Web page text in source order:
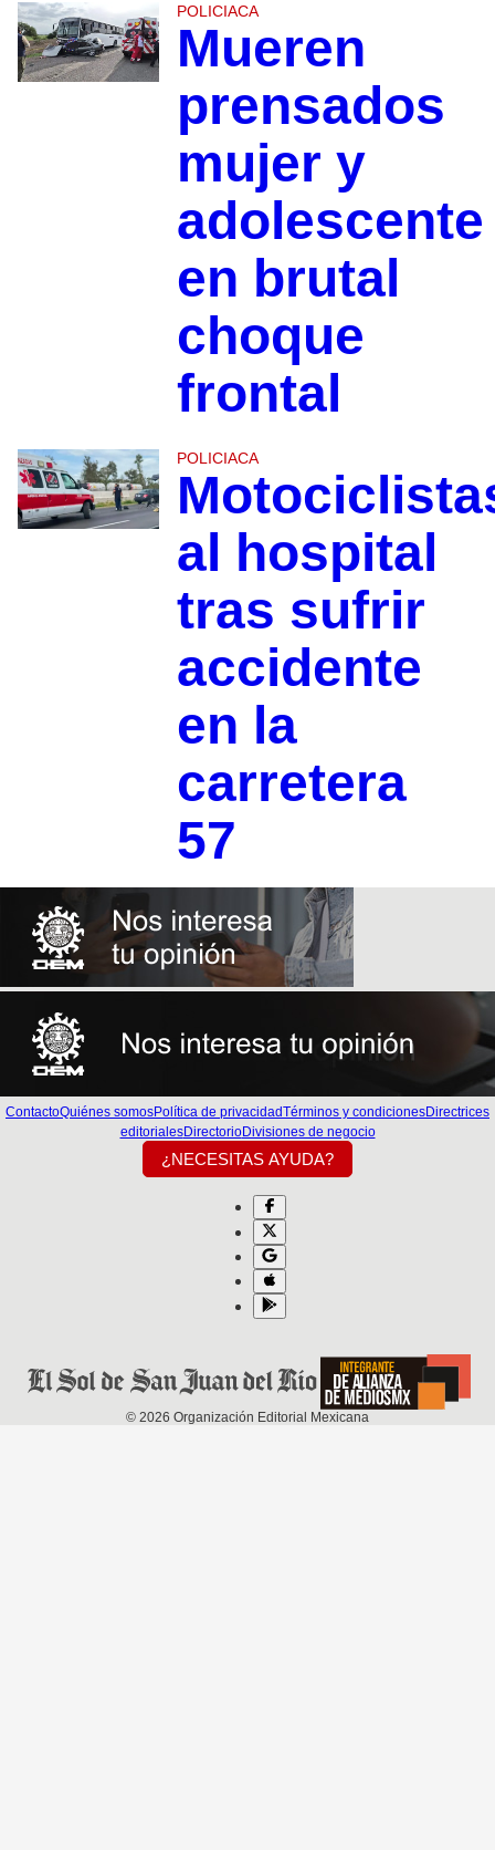
POLICIACA
Mueren
prensados
mujer y
adolescente
en brutal
choque
frontal
POLICIACA
al hospital
tras sufrir
accidente
en la
carretera
57
ContactoQuiénes somosPolítica de privacidadTérminos y condicionesDirectrices
editorialesDirectorioDivisiones de negocio
¿NECESITAS AYUDA?
© 2026 Organización Editorial Mexicana